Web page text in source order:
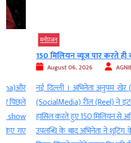
150 मिलियन व्यूज पार करते ही वायरल
August 06, 2026 AGNIBAN
नई दिल्ली । अभिनेता अनुपम खेर
(SocialMedia) रील (Reel) ने इंटरनेट
हासिल करते हुए 150 मिलियन से अधिक
उपलब्धि के बाद अभिनेता ने शूटिंग के दौरान